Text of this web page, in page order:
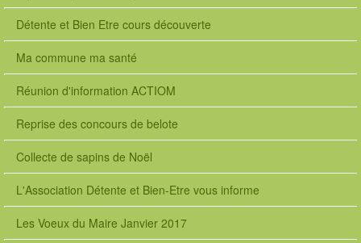
Détente et Bien Etre cours découverte
Ma commune ma santé
Réunion d'information ACTIOM
Reprise des concours de belote
Collecte de sapins de Noël
L'Association Détente et Bien-Etre vous informe
Les Voeux du Maire Janvier 2017